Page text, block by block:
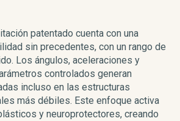
patentado cuenta con una
sin precedentes, con un rango de
Los ángulos, aceleraciones y
controlados generan
incluso en las estructuras
más débiles. Este enfoque activa
y neuroprotectores, creando